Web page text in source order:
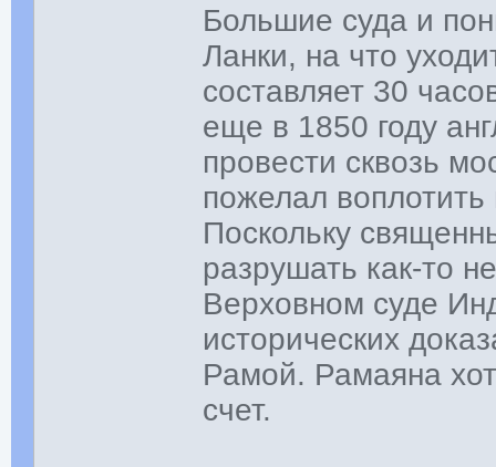
Большие суда и
Ланки, на что
составляет 30
еще в 1850 году
провести сквозь
пожелал
Поскольку
разрушать как-то
Верховном суде
исторических
Рамой. Рамаяна
счет.